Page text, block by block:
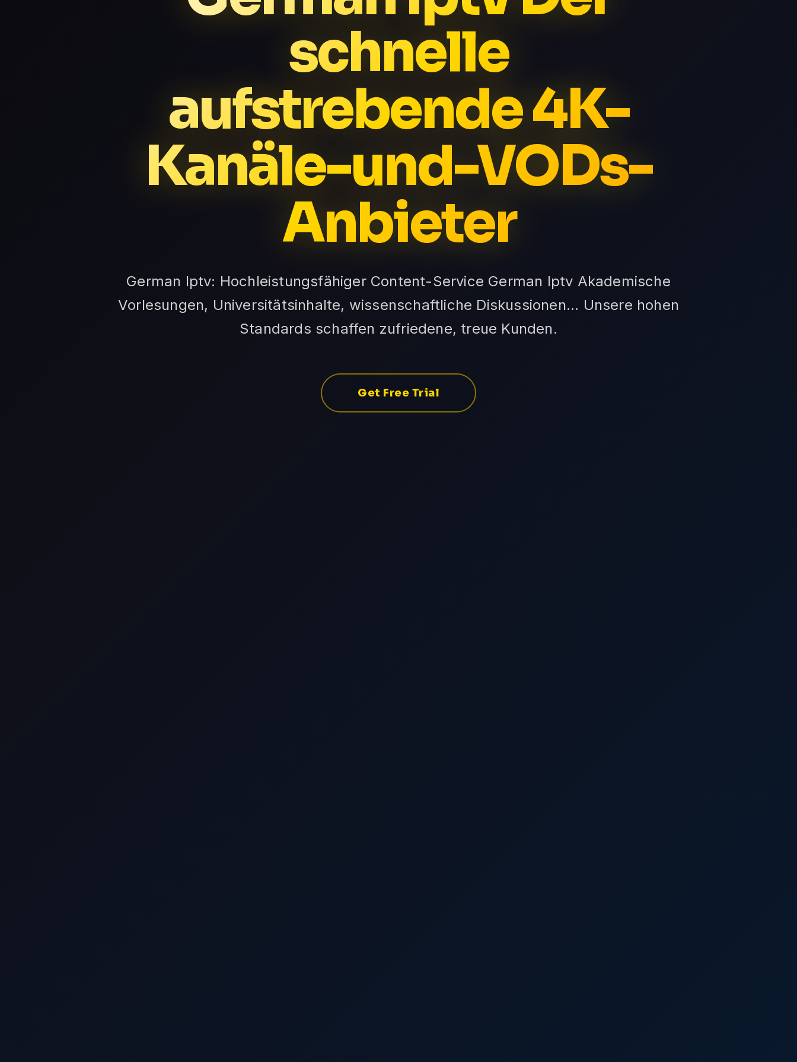
schnelle
aufstrebende 4K-
Kanäle-und-VODs-
Anbieter
German Iptv: Hochleistungsfähiger Content-Service German Iptv Akademische
Vorlesungen, Universitätsinhalte, wissenschaftliche Diskussionen... Unsere hohen
Standards schaffen zufriedene, treue Kunden.
Get Free Trial